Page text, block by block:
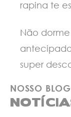
rapina te
Não
super
NOSSO BLOG